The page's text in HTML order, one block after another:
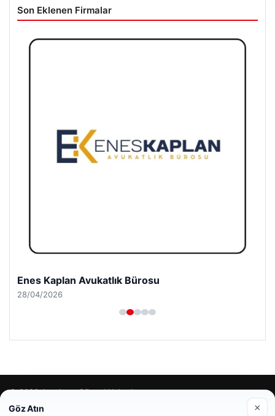
Son Eklenen Firmalar
Enes Kaplan Avukatlık Bürosu
28/04/2026
© 2026 Antalya – Güncel Haberler
Göz Atın ×